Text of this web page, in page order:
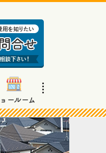
ールーム